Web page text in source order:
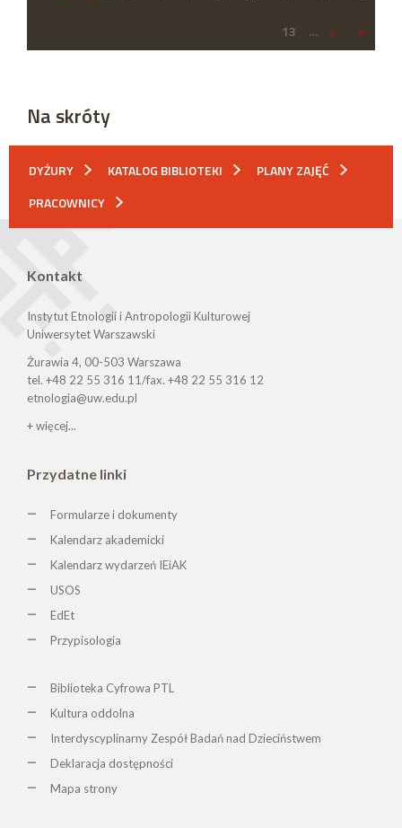
13
… › »
Na skróty
DYŻURY KATALOG BIBLIOTEKI
PLANY ZAJĘĆ
PRACOWNICY
Kontakt
Instytut Etnologii i Antropologii Kulturowej
Uniwersytet Warszawski
Żurawia 4, 00-503 Warszawa
tel. +48 22 55 316 11/fax. +48 22 55 316 12
etnologia@uw.edu.pl
+ więcej...
Przydatne linki
Formularze i dokumenty
Kalendarz akademicki
Kalendarz wydarzeń IEiAK
USOS
EdEt
Przypisologia
Biblioteka Cyfrowa PTL
Kultura oddolna
Interdyscyplinarny Zespół Badań nad Dzieciństwem
Deklaracja dostępności
Mapa strony